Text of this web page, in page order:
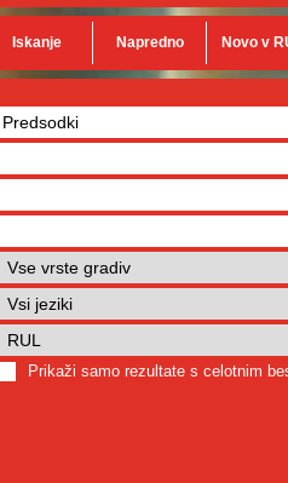
Iskanje Napredno Novo v
Prikaži samo rezultate s celotnim